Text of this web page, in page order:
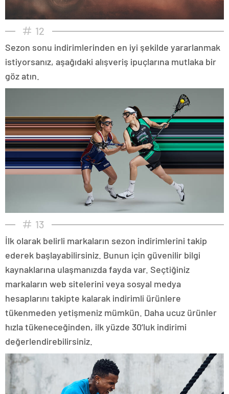
12
Sezon sonu indirimlerinden en iyi şekilde yararlanmak
istiyorsanız, aşağıdaki alışveriş ipuçlarına mutlaka bir
göz atın.
13
İlk olarak belirli markaların sezon indirimlerini takip
ederek başlayabilirsiniz. Bunun için güvenilir bilgi
kaynaklarına ulaşmanızda fayda var. Seçtiğiniz
markaların web sitelerini veya sosyal medya
hesaplarını takipte kalarak indirimli ürünlere
tükenmeden yetişmeniz mümkün. Daha ucuz ürünler
hızla tükeneceğinden, ilk yüzde 30’luk indirimi
değerlendirebilirsiniz.